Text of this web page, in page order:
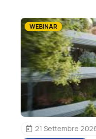
21 Settembre
WEBINAR